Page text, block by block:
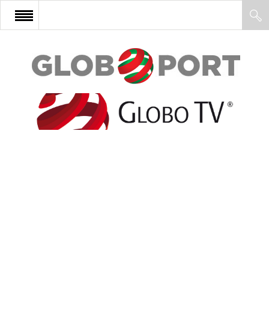
FŐOLDAL
AFRIKA